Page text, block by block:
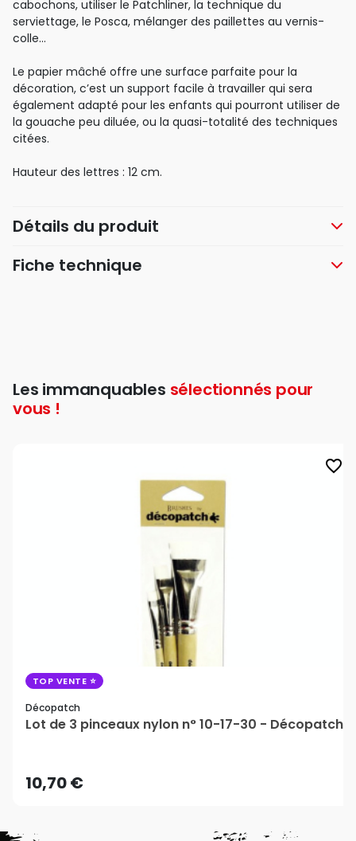
cabochons, utiliser le Patchliner, la technique du
serviettage, le Posca, mélanger des paillettes au vernis-
colle…
Le papier mâché offre une surface parfaite pour la
décoration, c’est un support facile à travailler qui sera
également adapté pour les enfants qui pourront utiliser de
la gouache peu diluée, ou la quasi-totalité des techniques
citées.
Hauteur des lettres : 12 cm.
Détails du produit
Fiche technique
Les immanquables sélectionnés pour
vous !
favorite_border
TOP VENTE
Décopatch
Lot de 3 pinceaux nylon n° 10-17-30 - Décopatch
10,70 €